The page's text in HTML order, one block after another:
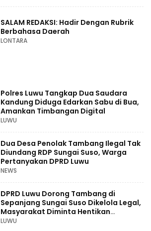
SALAM REDAKSI: Hadir Dengan Rubrik
Berbahasa Daerah
LONTARA
Polres Luwu Tangkap Dua Saudara
Kandung Diduga Edarkan Sabu di Bua,
Amankan Timbangan Digital
LUWU
Dua Desa Penolak Tambang Ilegal Tak
Diundang RDP Sungai Suso, Warga
Pertanyakan DPRD Luwu
NEWS
DPRD Luwu Dorong Tambang di
Sepanjang Sungai Suso Dikelola Legal,
Masyarakat Diminta Hentikan
Aktivitas Ilegal
LUWU